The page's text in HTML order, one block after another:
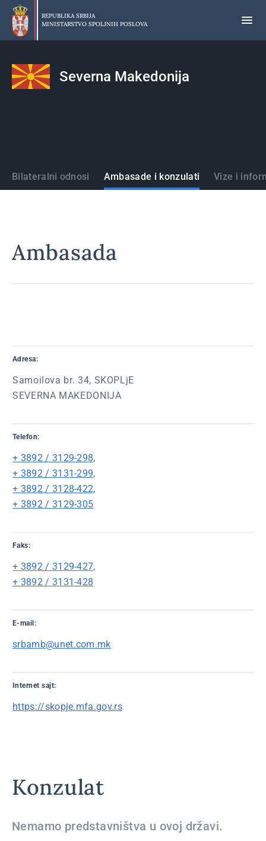
Preskoči
glavni
deo
REPUBLIKA SRBIJA
MINISTARSTVO SPOLJNIH POSLOVA
Severna Makedonija
Države
Bilateralni odnosi Ambasade i konzulati Vize i
Ambasada
Adresa:
Samoilova br. 34, SKOPLjE
SEVERNA MAKEDONIJA
Telefon:
+ 3892 / 3129-298,
+ 3892 / 3131-299,
+ 3892 / 3128-422,
+ 3892 / 3129-305
Faks:
+ 3892 / 3129-427,
+ 3892 / 3131-428
E-mail:
srbamb@unet.com.mk
Internet sajt:
https://skopje.mfa.gov.rs
Konzulat
Nemamo predstavništva u ovoj državi.